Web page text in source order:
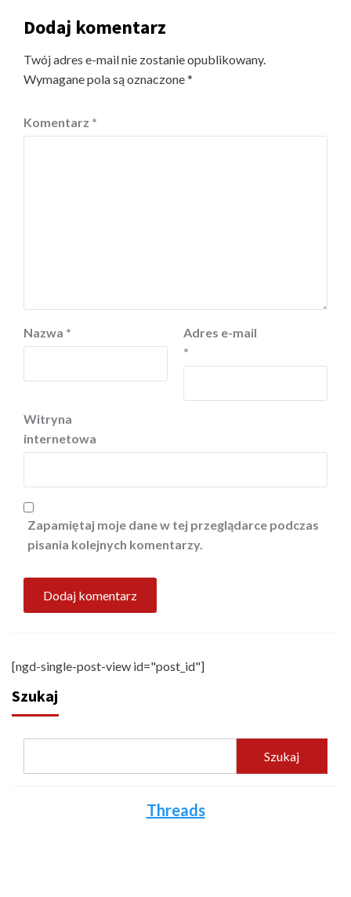
Dodaj komentarz
Twój adres e-mail nie zostanie opublikowany.
Wymagane pola są oznaczone*
Komentarz *
Nazwa *
Adres e-mail
*
Witryna
internetowa
Zapamiętaj moje dane w tej przeglądarce podczas
pisania kolejnych komentarzy.
[ngd-single-post-view id="post_id"]
Szukaj
Szukaj
Threads